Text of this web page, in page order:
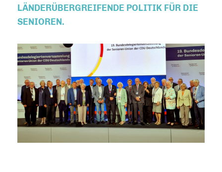
LÄNDERÜBERGREIFENDE POLITIK FÜR DIE
SENIOREN.